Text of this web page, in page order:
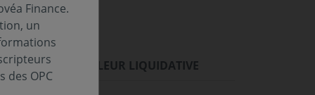
VALEUR LIQUIDATIVE
Finance.
un
des OPC